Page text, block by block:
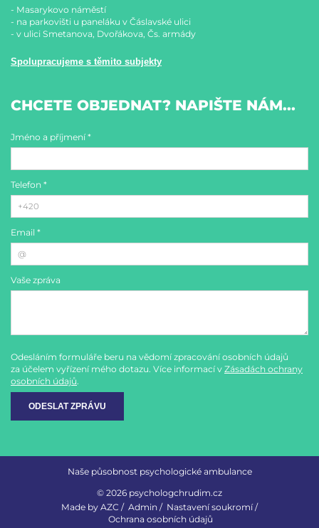
- Masarykovo náměstí
- na parkovišti u paneláku v Čáslavské ulici
- v ulici Smetanova, Dvořákova, Čs. armády
Spolupracujeme s těmito subjekty
CHCETE OBJEDNAT? NAPIŠTE NÁM...
Jméno a příjmení *
Telefon *
Email *
Vaše zpráva
Odesláním formuláře beru na vědomí zpracování osobních údajů
za účelem vyřízení mého dotazu. Více informací v Zásadách ochrany
osobních údajů.
ODESLAT ZPRÁVU
Naše působnost psychologické ambulance
© 2026 psychologchrudim.cz
Made by AZC / Admin / Nastavení soukromí/
Ochrana osobních údajů